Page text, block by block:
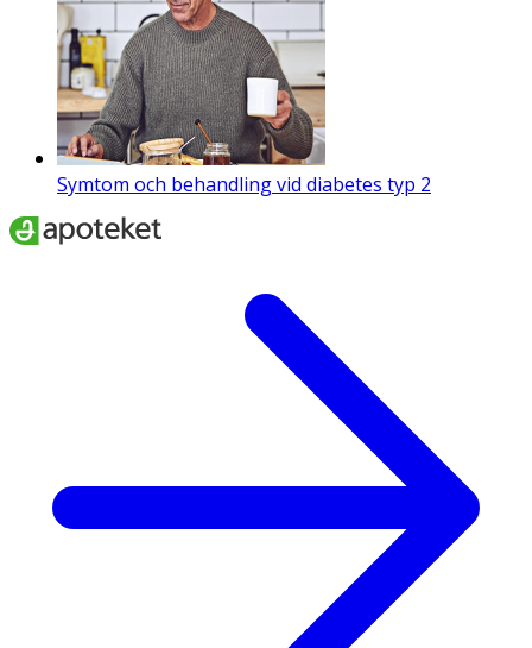
Symtom och behandling vid diabetes typ 2